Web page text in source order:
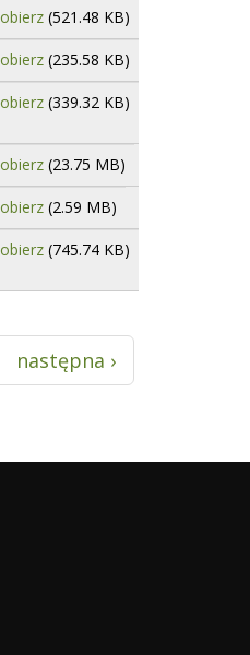
(521.48 KB)
(235.58 KB)
(339.32 KB)
(23.75 MB)
(2.59 MB)
(745.74 KB)
następna ›